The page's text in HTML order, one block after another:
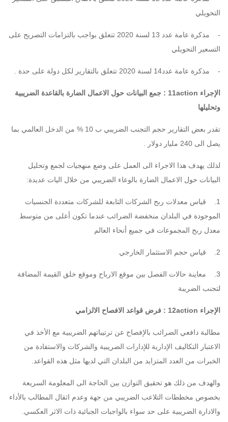
التحويلي
-
مذكرة عامة عدد 13 لسنة 2020 تتعلق بواجب بالتزامات التصريح على
التسعير التحويلي
- مذكرة عامة عدد14 لسنة 2020 تتعلق بالتقارير لكل دولة على حدة
الإجراء 11action : جمع البيانات حول الاعمال الضارة بالقاعدة الضريبية
وتحليلها
تقدر بعض التقارير حجم التجنب الضريبي ب 10 % من الدخل العالمي بما
يصل الى 240 مليار دولار .
لذلك يهدف هذا الاجراء الى العمل على وضع منهجيات لجمع وتحليل
البيانات حول الاعمال الضارة بالوعاء الضريبي من خلال اليات عديدة:
1. قياس معدلات ربح الشركات التابعة للشركات متعددة الجنسيات
الموجودة في البلدان منخفضة الضرائب عندما تكون أعلى من متوسط
معدل ربح المجموعات في جميع أنحاء العالم
2. قياس حجم الاستثمار الخارجي
3. معاينة حالات الفصل بين موقع الارباح وموقع خلق القيمة المضافة
لتجنب الضريبة
الإجراء 12action : فرض قواعد الافصاح الالزامي
مطالبة دافعي الضرائب بالإفصاح عن ترتيباتهم الضريبية مع الأخذ في
الاعتبار التكاليف الإدارية للإدارات الضريبية والشركات والاستفادة من
الخبرات من العدد المتزايد من البلدان التي لديها مثل هذه القواعد.
والهدف من ذلك هو تحقيق التوازن بين الحاجة الى المعلومة السريعة
بخصوص مخططات التلاعب الضريبي من جهة وعدم اثقال المطالب بالأداء
والادارة الضريبية على حد سواء بالواجبات الجبائية ذات الاثر العكسي.